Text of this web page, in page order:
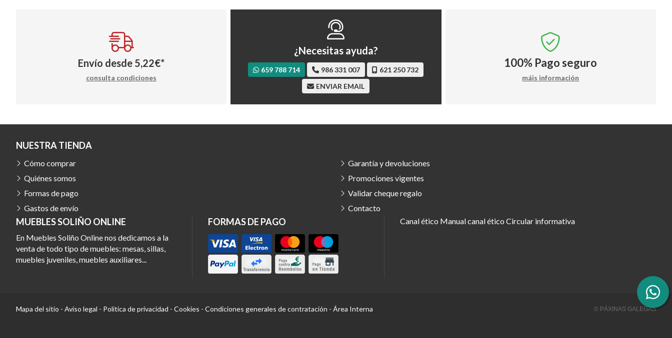
Envío desde 5,22€*
consulta condiciones
¿Necesitas ayuda?
659 788 714 986 331 007
621 250 732
ENVIAR EMAIL
100% Pago seguro
máis información
MUEBLES SOLIÑO ONLINE
En Muebles Soliño Online nos dedicamos a la
venta de todo tipo de muebles: mesas, sillas,
muebles juveniles, muebles auxiliares...
FORMAS DE PAGO
NUESTRA TIENDA
Cómo comprar
Quiénes somos
Formas de pago
Gastos de envío
Garantía y devoluciones
Promociones vigentes
Validar cheque regalo
Contacto
Canal ético Manual canal ético Circular informativa
Mapa del sitio - Aviso legal - Política de privacidad - Cookies - Condiciones generales de contratación - Área Interna © PÁXINAS GALEGAS